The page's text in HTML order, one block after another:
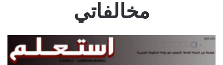
مخالفاتي